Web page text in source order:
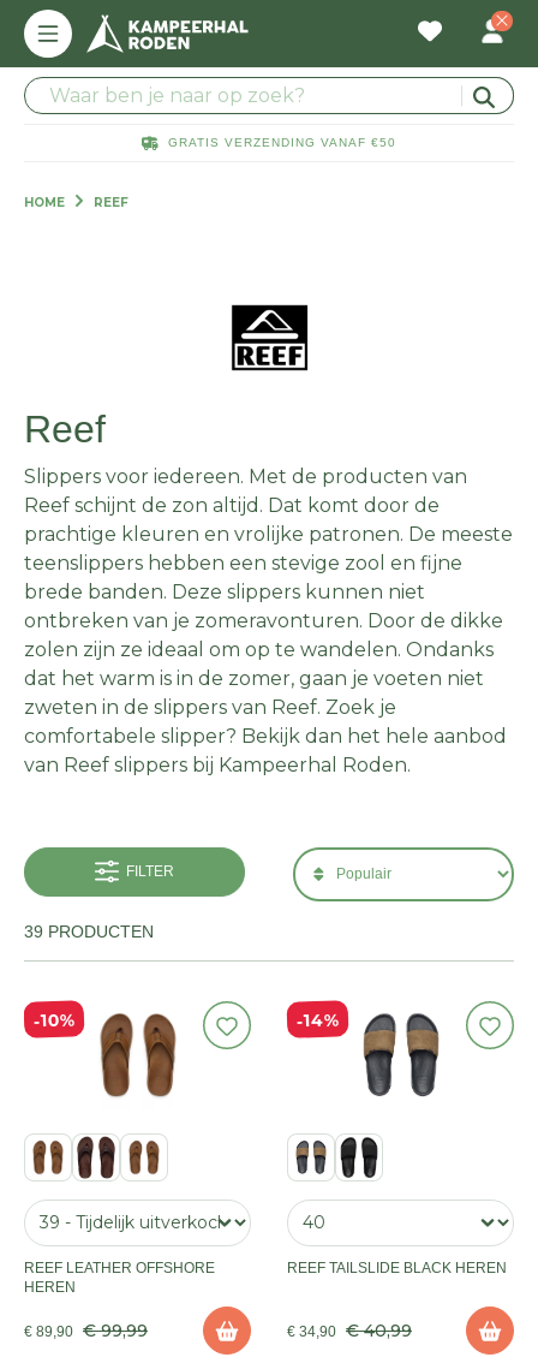
GRATIS VERZENDING VANAF €50
HOME REEF
Reef
Slippers voor iedereen. Met de producten van
Reef schijnt de zon altijd. Dat komt door de
prachtige kleuren en vrolijke patronen. De meeste
teenslippers hebben een stevige zool en fijne
brede banden. Deze slippers kunnen niet
ontbreken van je zomeravonturen. Door de dikke
zolen zijn ze ideaal om op te wandelen. Ondanks
dat het warm is in de zomer, gaan je voeten niet
zweten in de slippers van Reef. Zoek je
comfortabele slipper? Bekijk dan het hele aanbod
van Reef slippers bij Kampeerhal Roden.
FILTER
39 PRODUCTEN
10%
REEF LEATHER OFFSHORE
HEREN
€ 89,90 € 99,99
14%
REEF TAILSLIDE BLACK HEREN
€ 34,90 € 40,99